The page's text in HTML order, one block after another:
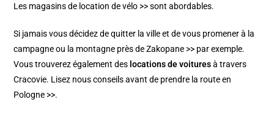
Les magasins de location de vélo >>sont abordables.
Si jamais vous décidez de quitter la ville et de vous promener à la
campagne ou la montagne près deZakopane >> par exemple.
Vous trouverez également des locations de voituresà travers
Cracovie. Lisez nous conseilsavant de prendre la route en
Pologne >>.